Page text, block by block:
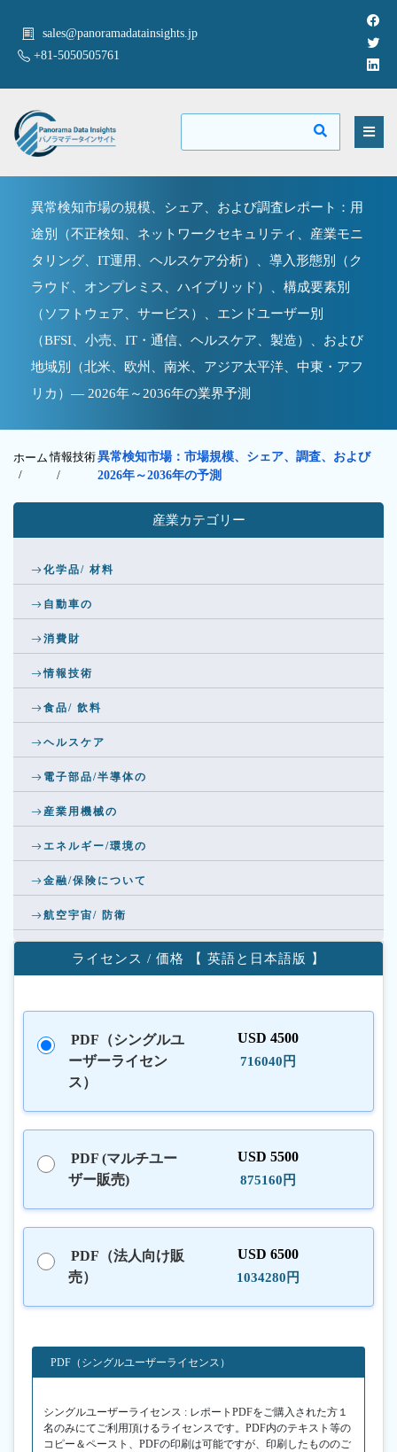
sales@panoramadatainsights.jp
+81-5050505761
異常検知市場の規模、シェア、および調査レポート：用
途別（不正検知、ネットワークセキュリティ、産業モニ
タリング、IT運用、ヘルスケア分析）、導入形態別（ク
ラウド、オンプレミス、ハイブリッド）、構成要素別
（ソフトウェア、サービス）、エンドユーザー別
（BFSI、小売、IT・通信、ヘルスケア、製造）、および
地域別（北米、欧州、南米、アジア太平洋、中東・アフ
リカ）— 2026年～2036年の業界予測
ホーム
/
情報技術
/
異常検知市場：市場規模、シェア、調査、および
2026年～2036年の予測
産業カテゴリー
化学品/ 材料
自動車の
消費財
情報技術
食品/ 飲料
ヘルスケア
電子部品/半導体の
産業用機械の
エネルギー/環境の
金融/保険について
航空宇宙/ 防衛
ライセンス / 価格 【 英語と日本語版 】
PDF（シングルユ
ーザーライセン
ス）
USD 4500
716040円
PDF (マルチユー
ザー販売)
USD 5500
875160円
PDF（法人向け販
売）
USD 6500
1034280円
PDF（シングルユーザーライセンス）
シングルユーザーライセンス : レポートPDFをご購入された方１
名のみにてご利用頂けるライセンスです。PDF内のテキスト等の
コピー＆ペースト、PDFの印刷は可能ですが、印刷したもののご